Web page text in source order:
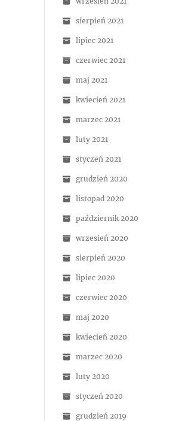
sierpień 2021
lipiec 2021
czerwiec 2021
maj 2021
kwiecień 2021
marzec 2021
luty 2021
styczeń 2021
grudzień 2020
listopad 2020
październik 2020
wrzesień 2020
sierpień 2020
lipiec 2020
czerwiec 2020
maj 2020
kwiecień 2020
marzec 2020
luty 2020
styczeń 2020
grudzień 2019